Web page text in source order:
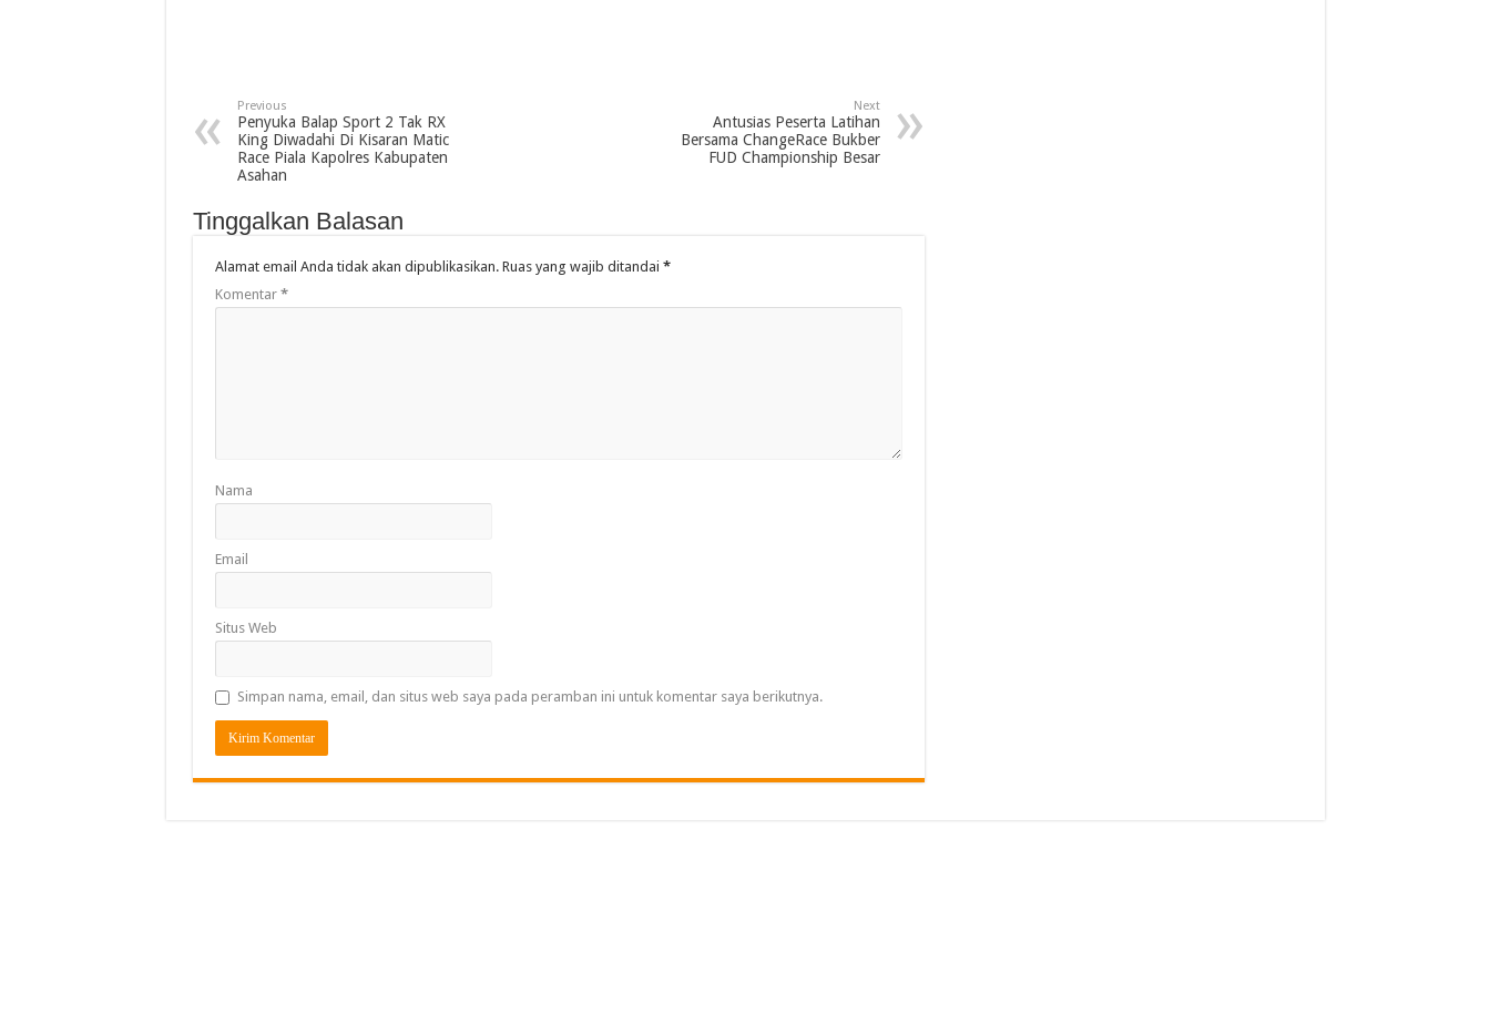
Previous
Penyuka Balap Sport 2 Tak RX
King Diwadahi Di Kisaran Matic
Race Piala Kapolres Kabupaten
Asahan
Next
Antusias Peserta Latihan
Bersama ChangeRace Bukber
FUD Championship Besar
Tinggalkan Balasan
Alamat email Anda tidak akan dipublikasikan. Ruas yang wajib ditandai *
Komentar *
Nama
Email
Situs Web
Simpan nama, email, dan situs web saya pada peramban ini untuk komentar saya berikutnya.